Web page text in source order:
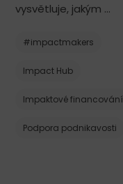
vysvětluje, jakým …
#impactmakers
Impact Hub
Impaktové financování
Podpora podnikavosti